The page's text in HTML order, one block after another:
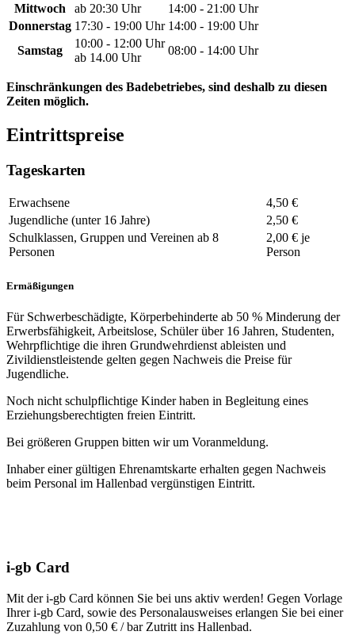
Mittwoch
ab 20:30 Uhr
14:00 - 21:00 Uhr
Donnerstag 17:30 - 19:00 Uhr 14:00 - 19:00 Uhr
Samstag
10:00 - 12:00 Uhr
ab 14.00 Uhr
08:00 - 14:00 Uhr
Einschränkungen des Badebetriebes, sind deshalb zu diesen
Zeiten möglich.
Eintrittspreise
Tageskarten
Erwachsene
4,50 €
Jugendliche (unter 16 Jahre)
2,50 €
Schulklassen, Gruppen und Vereinen ab 8
Personen
2,00 € je
Person
Ermäßigungen
Für Schwerbeschädigte, Körperbehinderte ab 50 % Minderung der
Erwerbsfähigkeit, Arbeitslose, Schüler über 16 Jahren, Studenten,
Wehrpflichtige die ihren Grundwehrdienst ableisten und
Zivildienstleistende gelten gegen Nachweis die Preise für
Jugendliche.
Noch nicht schulpflichtige Kinder haben in Begleitung eines
Erziehungsberechtigten freien Eintritt.
Bei größeren Gruppen bitten wir um Voranmeldung.
Inhaber einer gültigen Ehrenamtskarte erhalten gegen Nachweis
beim Personal im Hallenbad vergünstigen Eintritt.
i-gb Card
Mit der i-gb Card können Sie bei uns aktiv werden! Gegen Vorlage
Ihrer i-gb Card, sowie des Personalausweises erlangen Sie bei einer
Zuzahlung von 0,50 € / bar Zutritt ins Hallenbad.